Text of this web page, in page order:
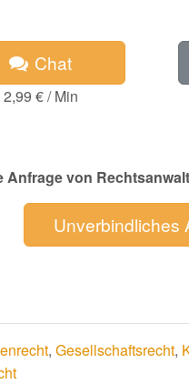
Chat
2,99 € / Min
von
Unverbindliches
, Gesellschaftsrecht,